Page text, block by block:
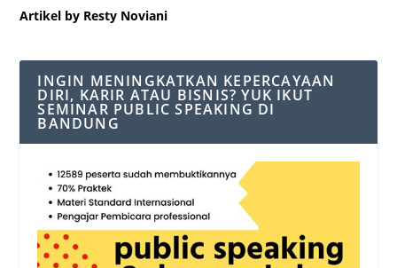
Artikel by Resty Noviani
INGIN MENINGKATKAN KEPERCAYAAN
DIRI, KARIR ATAU BISNIS? YUK IKUT
SEMINAR PUBLIC SPEAKING DI
BANDUNG